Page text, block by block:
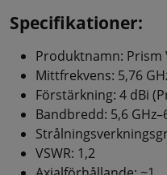
Specifikationer:
Produktnamn: Prism
Mittfrekvens: 5,76
Förstärkning: 4 dBi
Bandbredd: 5,6
VSWR: 1,2